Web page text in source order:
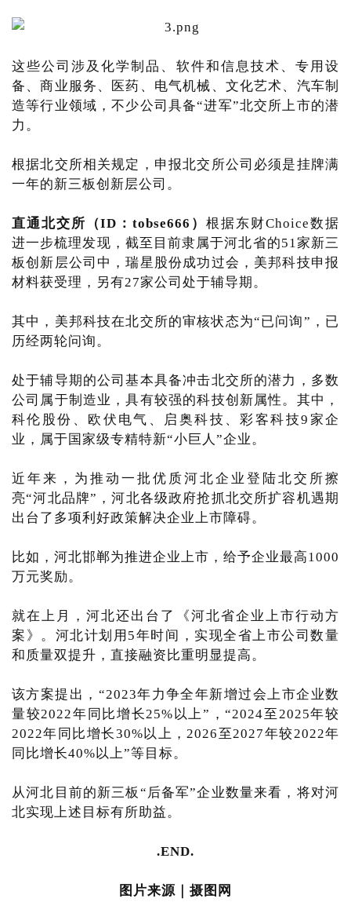
这些公司涉及化学制品、软件和信息技术、专用设
备、商业服务、医药、电气机械、文化艺术、汽车制
造等行业领域，不少公司具备“进军”北交所上市的潜
力。
根据北交所相关规定，申报北交所公司必须是挂牌满
一年的新三板创新层公司。
直通北交所（ID：tobse666） 根据东财Choice数据
进一步梳理发现，截至目前隶属于河北省的51家新三
板创新层公司中，瑞星股份成功过会，美邦科技申报
材料获受理，另有27家公司处于辅导期。
其中，美邦科技在北交所的审核状态为“已问询”，已
历经两轮问询。
处于辅导期的公司基本具备冲击北交所的潜力，多数
公司属于制造业，具有较强的科技创新属性。其中，
科伦股份、欧伏电气、启奥科技、彩客科技9家企
业，属于国家级专精特新“小巨人”企业。
近年来，为推动一批优质河北企业登陆北交所擦
亮“河北品牌”，河北各级政府抢抓北交所扩容机遇期
出台了多项利好政策解决企业上市障碍。
比如，河北邯郸为推进企业上市，给予企业最高1000
万元奖励。
就在上月，河北还出台了《河北省企业上市行动方
案》。河北计划用5年时间，实现全省上市公司数量
和质量双提升，直接融资比重明显提高。
该方案提出，“2023年力争全年新增过会上市企业数
量较2022年同比增长25%以上”，“2024至2025年较
2022年同比增长30%以上，2026至2027年较2022年
同比增长40%以上”等目标。
从河北目前的新三板“后备军”企业数量来看，将对河
北实现上述目标有所助益。
.END.
图片来源｜摄图网